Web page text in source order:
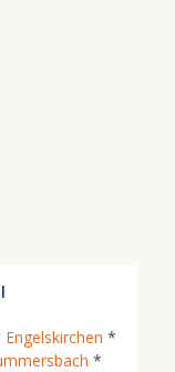
Engelskirchen *
*